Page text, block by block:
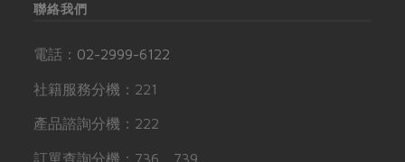
聯絡我們
電話： 02-2999-6122
社籍服務分機：221
產品諮詢分機：222
訂單查詢分機：736、739